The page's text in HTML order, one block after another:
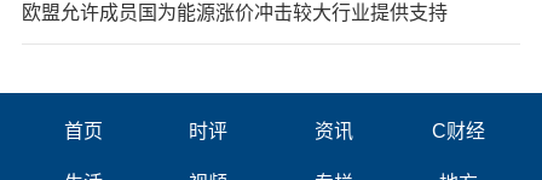
欧盟允许成员国为能源涨价冲击较大行业提供支持
首页 时评 资讯 C财经